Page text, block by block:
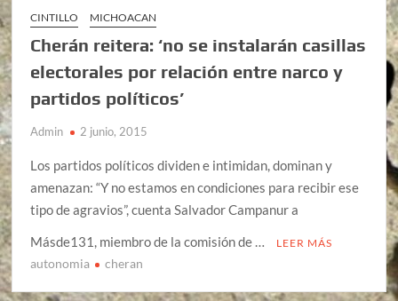
CINTILLO MICHOACAN
Cherán reitera: ‘no se instalarán casillas
electorales por relación entre narco y
partidos políticos’
Admin 2 junio, 2015
Los partidos políticos dividen e intimidan, dominan y
amenazan: “Y no estamos en condiciones para recibir ese
tipo de agravios”, cuenta Salvador Campanur a
Másde131, miembro de la comisión de …
LEER MÁS
autonomia cheran